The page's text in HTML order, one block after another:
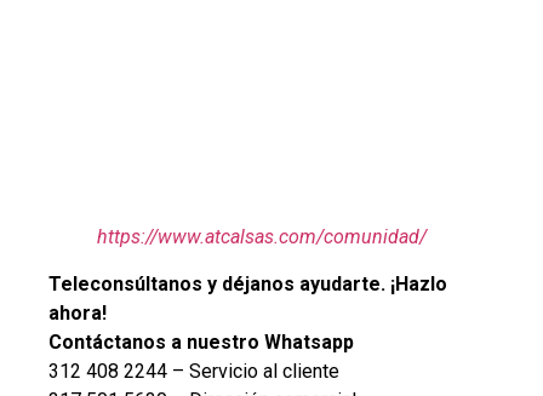
https://www.atcalsas.com/comunidad/
Teleconsúltanos y déjanos ayudarte. ¡Hazlo
ahora!
Contáctanos a nuestro Whatsapp
312 408 2244 – Servicio al cliente